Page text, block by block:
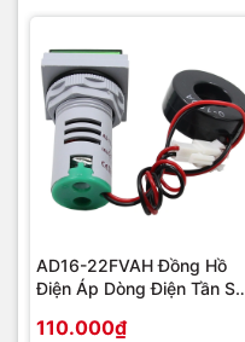
AD16-22FVAH Đồng Hồ
Điện Áp Dòng Điện Tần Số
110.000₫